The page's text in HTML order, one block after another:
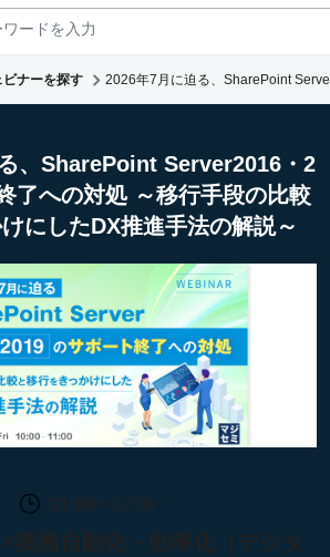
ビナーを探す 2026年7月に迫る、SharePoint
、SharePoint Server2016・2
了への対処 ～移行手段の比較
にしたDX推進手法の解説～
〜02:00
×業務自動化・効率化（デジタ